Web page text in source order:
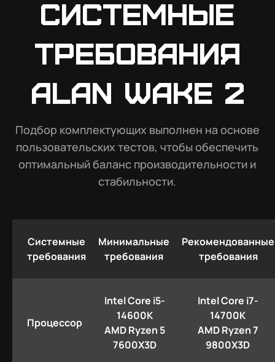
Системные
требования
Alan Wake 2
Подбор комплектующих выполнен на основе
пользовательских тестов, чтобы обеспечить
оптимальный баланс производительности и
стабильности.
Системные
требования
Минимальные
требования
Рекомендованные
требования
Процессор
Intel Core i5-
14600K
AMD Ryzen 5
7600X3D
Intel Core i7-
14700K
AMD Ryzen 7
9800X3D